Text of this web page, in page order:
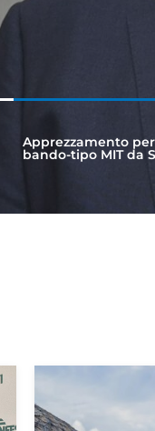
Apprezzamento
bando-tipo MIT da